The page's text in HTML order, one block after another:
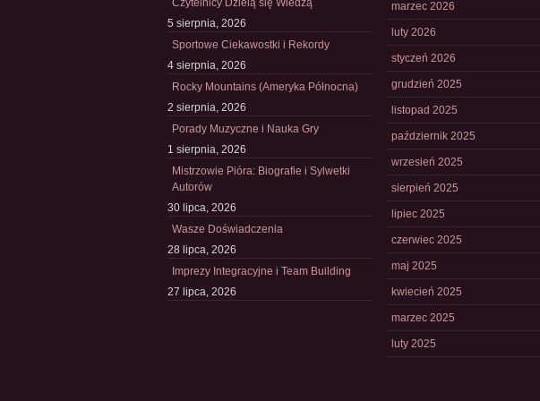
Czytelnicy Dzielą się Wiedzą
5 sierpnia, 2026
Sportowe Ciekawostki i Rekordy
4 sierpnia, 2026
Rocky Mountains (Ameryka Północna)
2 sierpnia, 2026
Porady Muzyczne i Nauka Gry
1 sierpnia, 2026
Mistrzowie Pióra: Biografie i Sylwetki
Autorów
30 lipca, 2026
Wasze Doświadczenia
28 lipca, 2026
Imprezy Integracyjne i Team Building
27 lipca, 2026
marzec 2026
luty 2026
styczeń 2026
grudzień 2025
listopad 2025
październik 2025
wrzesień 2025
sierpień 2025
lipiec 2025
czerwiec 2025
maj 2025
kwiecień 2025
marzec 2025
luty 2025